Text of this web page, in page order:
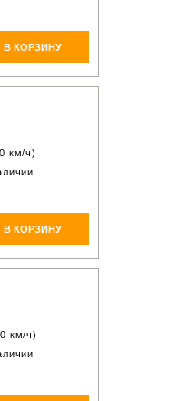
В КОРЗИНУ
км/ч)
В КОРЗИНУ
км/ч)